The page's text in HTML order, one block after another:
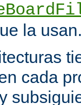
la
cada